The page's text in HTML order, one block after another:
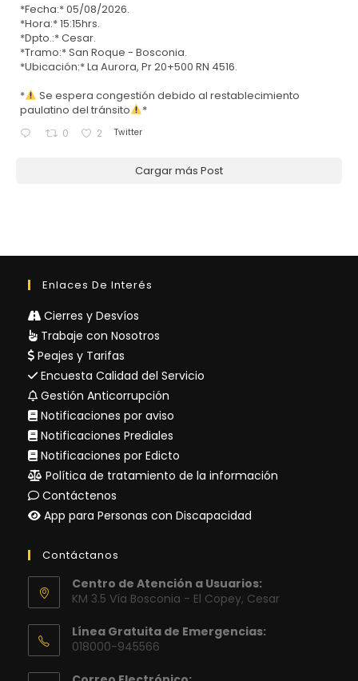
*Fecha:* 05/08/2026.
*Hora:* 15:15hrs.
*Dpto.:* Cesar.
*Tramo:* San Roque - Bosconia.
*Ubicación:* La Aurora, Pr 20+500 RN 4516.
*
Se espera congestión debido al restablecimiento
paulatino del tránsito
*
0 2 Twitter
Cargar más Post
Enlaces De Interés
Cierres y Desvíos
Trabaje con Nosotros
Peajes y Tarifas
Encuesta Calidad del Servicio
Gestión Anticorrupción
Notificaciones por aviso
Notificaciones Prediales
Notificaciones por Edicto
Política de tratamiento de la información
Contáctenos
App para Personas con Discapacidad
Contáctanos
Centro de Atención a Usuarios:
KM 3.5 Vía Bosconia - El Copey, Cesar
Línea Gratuita de Emergencias:
018000-945566